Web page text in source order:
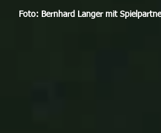
Foto: Bernhard Langer mit